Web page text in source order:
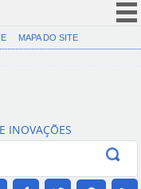
(COVID-19)
Canais
MAPA DO SITE
INOVAÇÕES